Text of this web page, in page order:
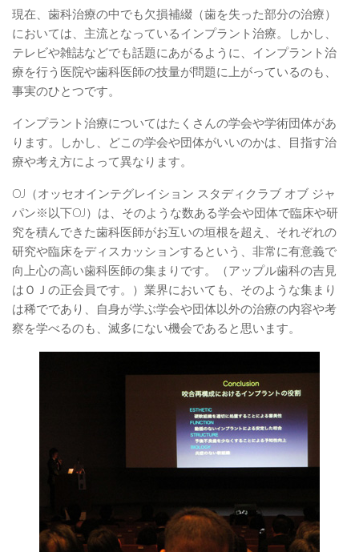
現在、歯科治療の中でも欠損補綴（歯を失った部分の治療）
においては、主流となっているインプラント治療。しかし、
テレビや雑誌などでも話題にあがるように、インプラント治
療を行う医院や歯科医師の技量が問題に上がっているのも、
事実のひとつです。
インプラント治療についてはたくさんの学会や学術団体があ
ります。しかし、どこの学会や団体がいいのかは、目指す治
療や考え方によって異なります。
OJ（オッセオインテグレイション スタディクラブ オブ ジャ
パン※以下OJ）は、そのような数ある学会や団体で臨床や研
究を積んできた歯科医師がお互いの垣根を超え、それぞれの
研究や臨床をディスカッションするという、非常に有意義で
向上心の高い歯科医師の集まりです。（アップル歯科の吉見
はＯＪの正会員です。）業界においても、そのような集まり
は稀でであり、自身が学ぶ学会や団体以外の治療の内容や考
察を学べるのも、滅多にない機会であると思います。